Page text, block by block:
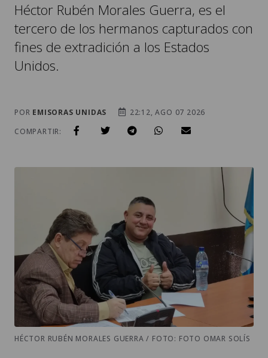
Héctor Rubén Morales Guerra, es el
tercero de los hermanos capturados con
fines de extradición a los Estados
Unidos.
POR EMISORAS UNIDAS
22:12, AGO 07 2026
COMPARTIR:
HÉCTOR RUBÉN MORALES GUERRA / FOTO: FOTO OMAR SOLÍS